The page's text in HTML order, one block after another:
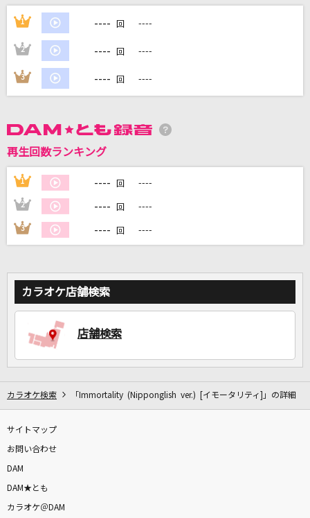
DAMに会員登録・ログインして
家族や友達と一緒に！練習にも！
1 ---- 回 ----
2 ---- 回 ----
3 ---- 回 ----
再生回数ランキング
1 ---- 回 ----
2 ---- 回 ----
3 ---- 回 ----
カラオケ店舗検索
店舗検索
カラオケ検索 「Immortality (Nipponglish ver.) [イモータリティ]」の詳細
サイトマップ
お問い合わせ
DAM
DAM★とも
カラオケ＠DAM